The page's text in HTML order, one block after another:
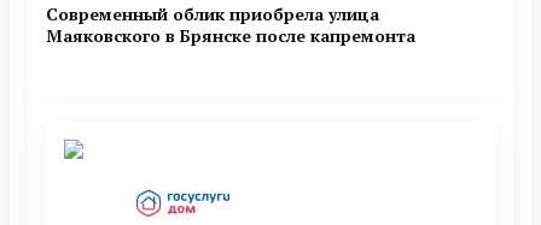
Современный облик приобрела улица
Маяковского в Брянске после капремонта